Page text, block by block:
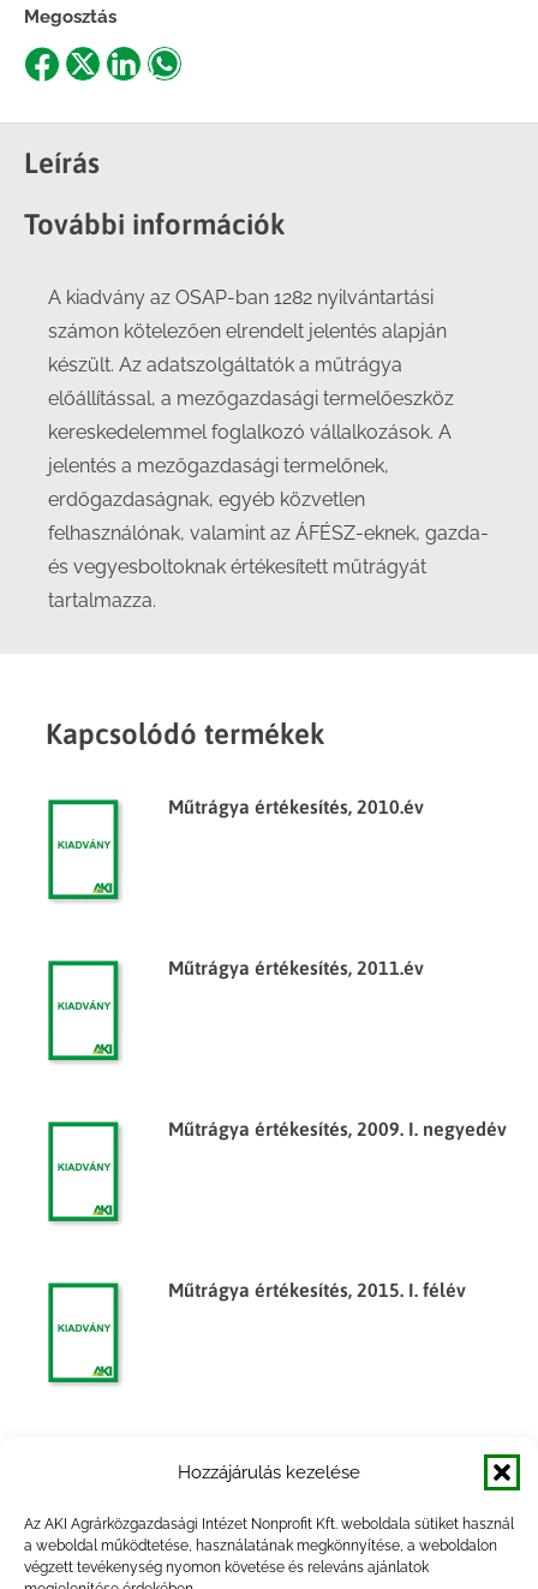
Hozzájárulás kezelése
Az AKI Agrárközgazdasági Intézet Nonprofit Kft. weboldala sütiket használ
a weboldal működtetése, használatának megkönnyítése, a weboldalon
végzett tevékenység nyomon követése és releváns ajánlatok
Megosztás
Share
Facebook
Share
X
ShareShare
Leírás
További információk
A kiadvány az OSAP-ban 1282 nyilvántartási
számon kötelezően elrendelt jelentés alapján
készült. Az adatszolgáltatók a műtrágya
előállítással, a mezőgazdasági termelőeszköz
kereskedelemmel foglalkozó vállalkozások. A
jelentés a mezőgazdasági termelőnek,
erdőgazdaságnak, egyéb közvetlen
felhasználónak, valamint az ÁFÉSZ-eknek, gazda-
és vegyesboltoknak értékesített műtrágyát
tartalmazza.
Kapcsolódó termékek
Műtrágya értékesítés, 2010.év
Műtrágya értékesítés, 2011.év
Műtrágya értékesítés, 2009. I. negyedév
Műtrágya értékesítés, 2015. I. félév
Mezőgazdasági gépek forgalma, 2014.
év